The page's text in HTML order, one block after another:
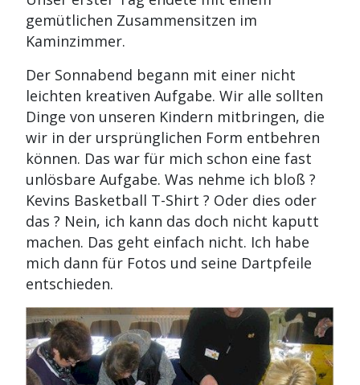
gemütlichen Zusammensitzen im
Kaminzimmer.
Der Sonnabend begann mit einer nicht
leichten kreativen Aufgabe. Wir alle sollten
Dinge von unseren Kindern mitbringen, die
wir in der ursprünglichen Form entbehren
können. Das war für mich schon eine fast
unlösbare Aufgabe. Was nehme ich bloß ?
Kevins Basketball T-Shirt ? Oder dies oder
das ? Nein, ich kann das doch nicht kaputt
machen. Das geht einfach nicht. Ich habe
mich dann für Fotos und seine Dartpfeile
entschieden.